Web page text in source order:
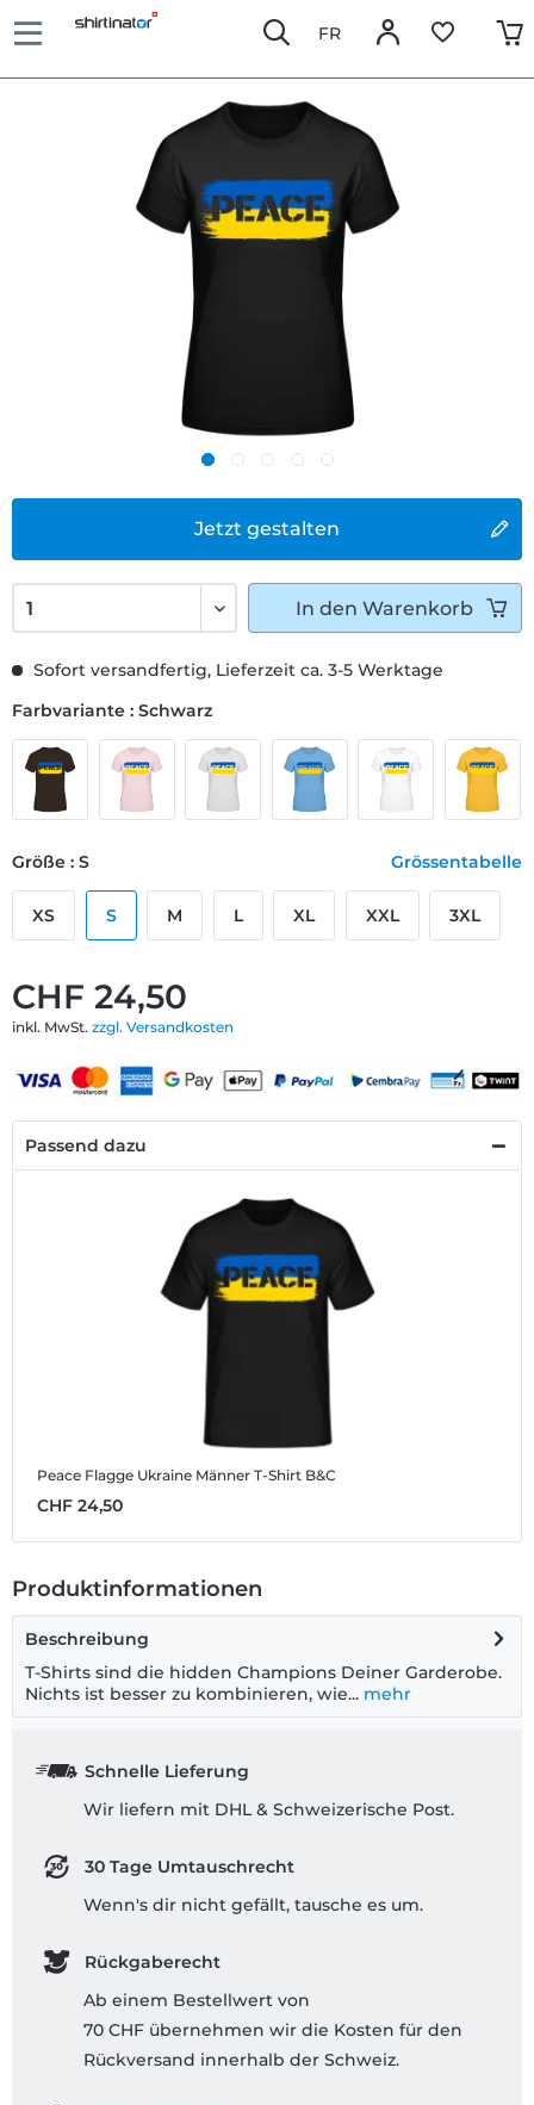
FR
Jetzt gestalten
CHF 24,50
inkl. MwSt. zzgl. Versandkosten
Sofort versandfertig, Lieferzeit ca. 3-5 Werktage
Farbvariante : Schwarz
Größe : S Grössentabelle
XS S M L XL XXL 3XL
In den Warenkorb
Passend dazu
Peace Flagge Ukraine Männer T-Shirt B&C
CHF 24,50
Produktinformationen
Beschreibung
T-Shirts sind die hidden Champions Deiner Garderobe.
Nichts ist besser zu kombinieren, wie... mehr
Schnelle Lieferung
Wir liefern mit DHL & Schweizerische Post.
30 Tage Umtauschrecht
Wenn's dir nicht gefällt, tausche es um.
Rückgaberecht
Ab einem Bestellwert von
70 CHF übernehmen wir die Kosten für den
Rückversand innerhalb der Schweiz.